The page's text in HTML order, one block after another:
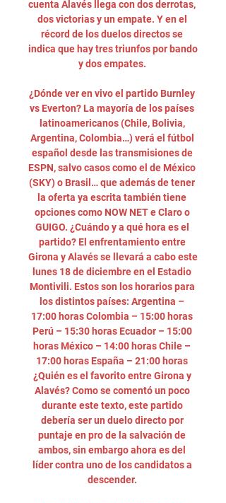
cuenta Alavés llega con dos derrotas,
dos victorias y un empate. Y en el
récord de los duelos directos se
indica que hay tres triunfos por bando
y dos empates.
¿Dónde ver en vivo el partido Burnley
vs Everton? La mayoría de los países
latinoamericanos (Chile, Bolivia,
Argentina, Colombia…) verá el fútbol
español desde las transmisiones de
ESPN, salvo casos como el de México
(SKY) o Brasil… que además de tener
la oferta ya escrita también tiene
opciones como NOW NET e Claro o
GUIGO. ¿Cuándo y a qué hora es el
partido? El enfrentamiento entre
Girona y Alavés se llevará a cabo este
lunes 18 de diciembre en el Estadio
Montivili. Estos son los horarios para
los distintos países: Argentina –
17:00 horas Colombia – 15:00 horas
Perú – 15:30 horas Ecuador – 15:00
horas México – 14:00 horas Chile –
17:00 horas España – 21:00 horas
¿Quién es el favorito entre Girona y
Alavés? Como se comentó un poco
durante este texto, este partido
debería ser un duelo directo por
puntaje en pro de la salvación de
ambos, sin embargo ahora es del
líder contra uno de los candidatos a
descender.